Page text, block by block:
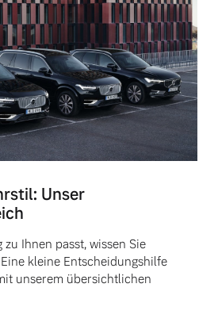
Unser
zu Ihnen passt, wissen Sie
kleine Entscheidungshilfe
unserem übersichtlichen